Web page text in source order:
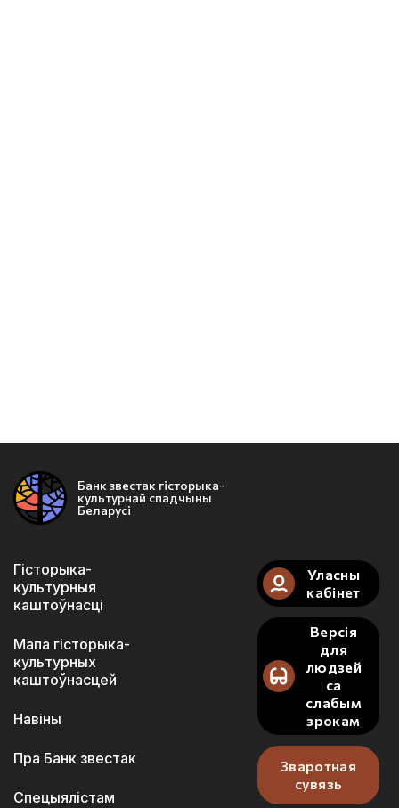
Банк звестак гісторыка-
культурнай спадчыны
Беларусі
Гісторыка-
культурныя
каштоўнасці
Мапа гісторыка-
культурных
каштоўнасцей
Навіны
Пра Банк звестак
Спецыялістам
Уласны
кабінет
Версія
для
людзей
са
слабым
зрокам
Зваротная
сувязь